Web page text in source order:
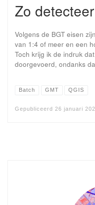
Zo
Volgens de BGT eisen
van 1:4 of meer en een
Toch krijg ik de indruk
doorgevoerd, ondanks
Batch GMT QGIS
Gepubliceerd 26 januari